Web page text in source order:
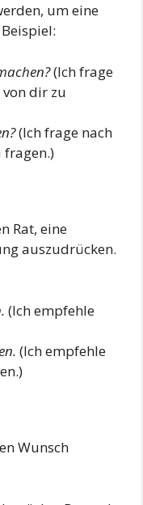
um eine
(Ich frage
dir zu
(Ich frage nach
fragen.)
Rat, eine
auszudrücken.
(Ich empfehle
(Ich empfehle
Wunsch